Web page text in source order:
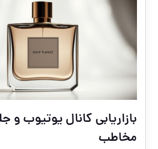
بازاریابی کانال یوتیوب و
مخاطب